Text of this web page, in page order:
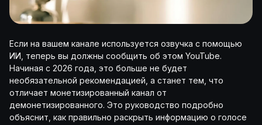
Если на вашем канале используется озвучка с помощью
ИИ, теперь вы должны сообщить об этом YouTube.
Начиная с 2026 года, это больше не будет
необязательной рекомендацией, а станет тем, что
отличает монетизированный канал от
демонетизированного. Это руководство подробно
объяснит, как правильно раскрыть информацию о голосе